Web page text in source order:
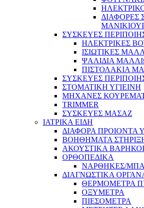
ΔΙΑΦΟΡΕΣ
ΣΥΣΚΕΥΕΣ
ΗΛΕΚΤΡΙΚΕΣ
ΙΣΙΩΤΙΚΕΣ
ΨΑΛΙΔΙΑ
ΠΙΣΤΟΛΑΚΙΑ
ΣΥΣΚΕΥΕΣ
ΣΤΟΜΑΤΙΚΗ ΥΓΙΕΙΝΗ
ΜΗΧΑΝΕΣ
TRIMMER
ΣΥΣΚΕΥΕΣ ΜΑΣΑΖ
ΙΑΤΡΙΚΑ ΕΙΔΗ
ΔΙΑΦΟΡΑ ΠΡΟΙΟΝΤΑ
ΒΟΗΘΗΜΑΤΑ
ΑΚΟΥΣΤΙΚΑ
ΟΡΘΟΠΕΔΙΚΑ
ΝΑΡΘΗΚΕΣ/
ΔΙΑΓΝΩΣΤΙΚΑ
ΘΕΡΜΟΜΕΤΡΑ
ΟΞΥΜΕΤΡΑ
ΠΙΕΣΟΜΕΤΡΑ